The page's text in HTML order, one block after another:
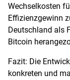
Wechselkosten
Effizienzgewinn
Deutschland als
Bitcoin
Fazit: Die
konkreten und